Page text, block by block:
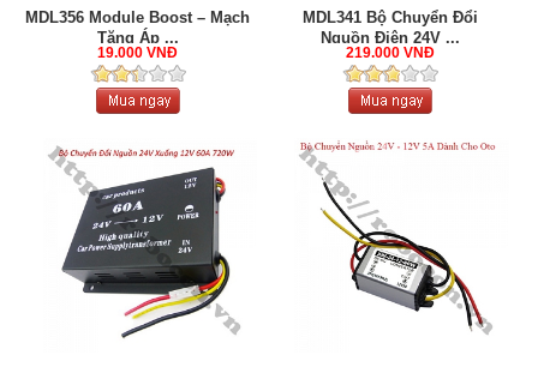
MDL356 Module Boost – Mạch
Tăng Áp ...
19.000 VNĐ
MDL341 Bộ Chuyển Đổi
Nguồn Điện 24V ...
219.000 VNĐ